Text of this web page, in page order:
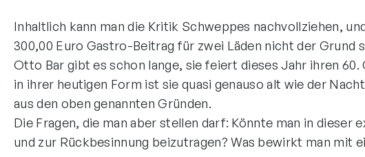
Inhaltlich kann man die Kritik Schweppes nachvollziehen,
300,00 Euro Gastro-Beitrag für zwei Läden nicht der
Otto Bar gibt es schon lange, sie feiert dieses Jahr ihren
in ihrer heutigen Form ist sie quasi genauso alt wie der
aus den oben genannten Gründen.
Die Fragen, die man aber stellen darf: Könnte man in
und zur Rückbesinnung beizutragen? Was bewirkt man mit